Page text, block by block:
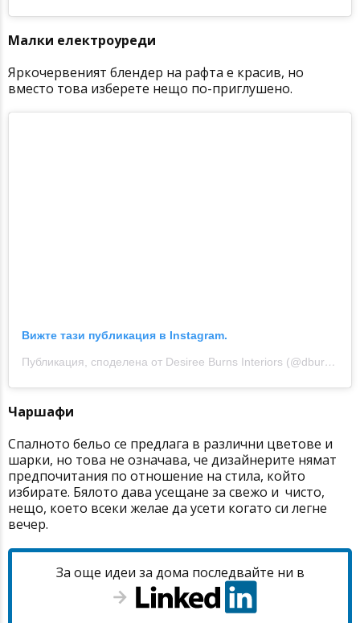
Малки електроуреди
Яркочервеният блендер на рафта е красив, но
вместо това изберете нещо по-приглушено.
Вижте тази публикация в Instagram.
Публикация, споделена от Desiree Burns Interiors (@dburnsinteriors)
Чаршафи
Спалното бельо се предлага в различни цветове и
шарки, но това не означава, че дизайнерите нямат
предпочитания по отношение на стила, който
избирате. Бялото дава усещане за свежо и чисто,
нещо, което всеки желае да усети когато си легне
вечер.
За още идеи за дома последвайте ни в